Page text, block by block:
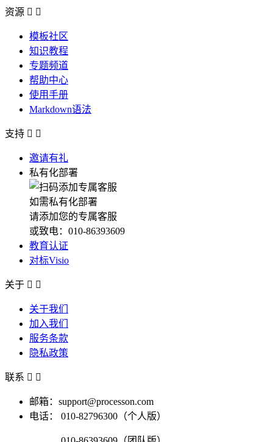
资源  
模板社区
知识教程
专题频道
帮助中心
使用手册
Markdown语法
支持  
邀请有礼
私有化部署
如需私有化部署
请添加您的专属客服
或致电：010-86393609
教育认证
对标Visio
关于  
关于我们
加入我们
服务条款
隐私政策
联系  
邮箱：support@processon.com
电话：
010-82796300（个人版）